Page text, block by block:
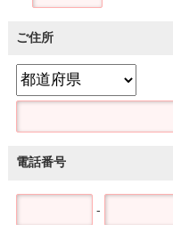
ご住所
電話番号
-